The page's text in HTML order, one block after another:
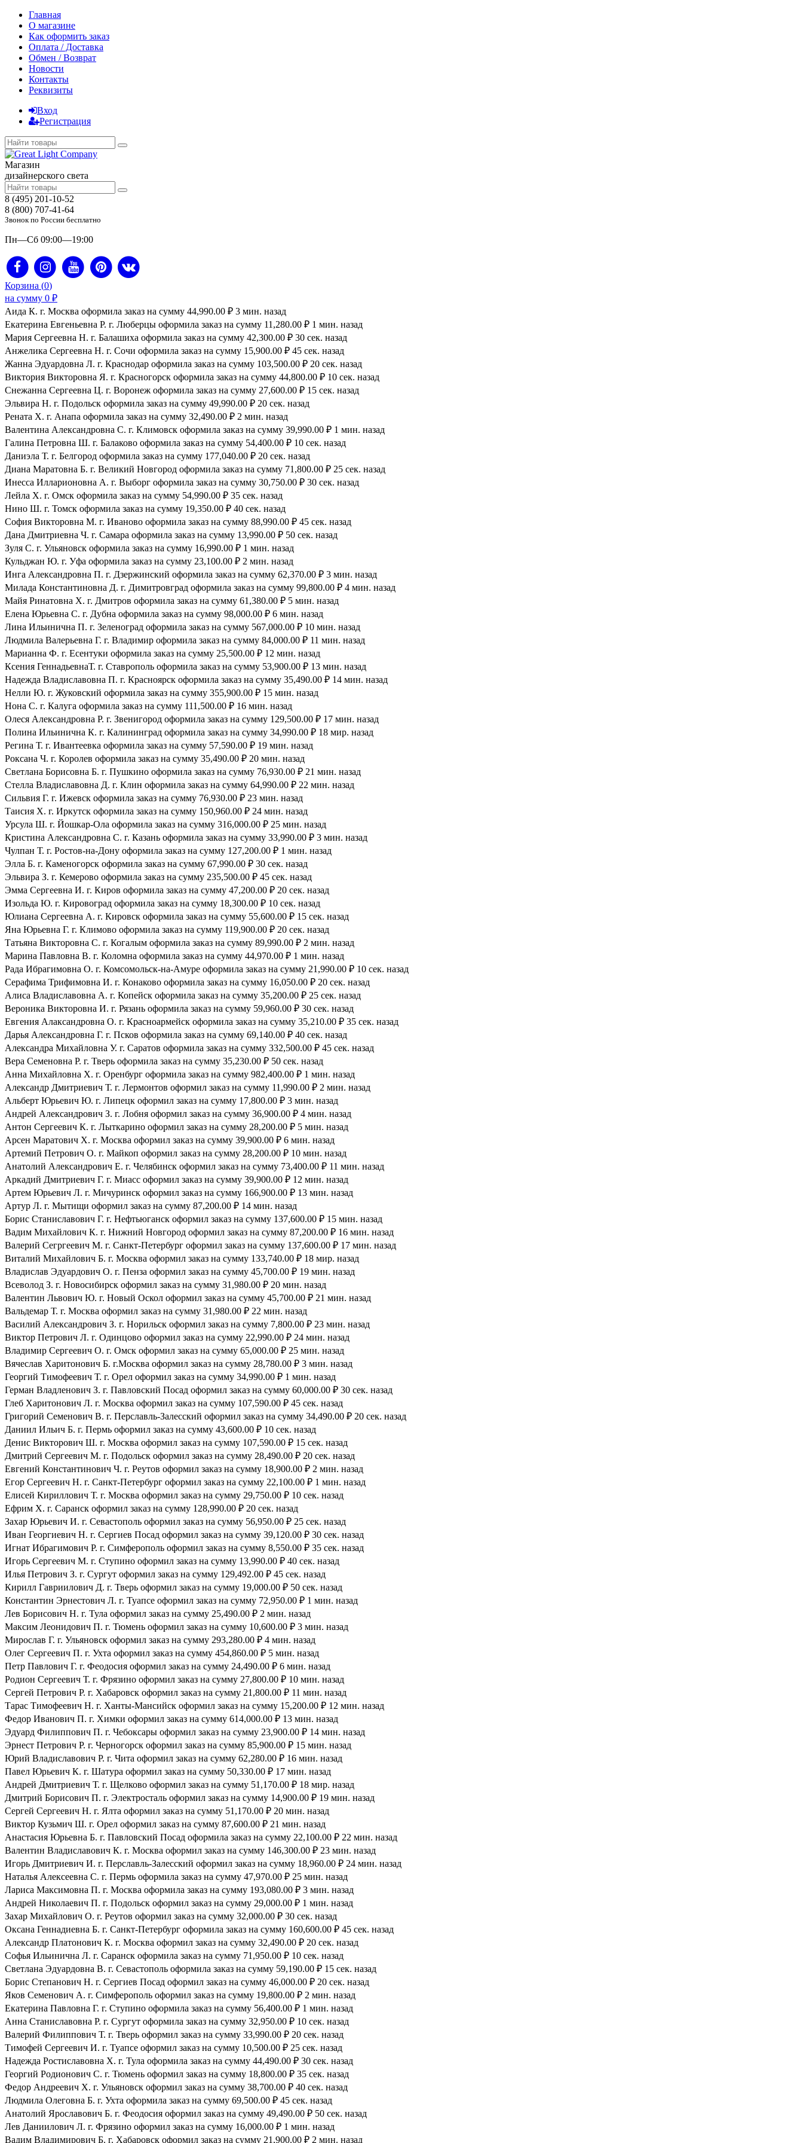
Главная
О магазине
Как оформить заказ
Оплата / Доставка
Обмен / Возврат
Новости
Контакты
Реквизиты
Вход
Регистрация
Магазин
дизайнерского света
8 (495) 201-10-52
8 (800) 707-41-64
Звонок по России бесплатно
Пн—Сб 09:00—19:00
Корзина (0)
на сумму 0 ₽
Аида К. г. Москва оформила заказ на сумму 44,990.00 ₽ 3 мин. назад
Екатерина Евгеньевна Р. г. Люберцы оформила заказ на сумму 11,280.00 ₽ 1 мин. назад
Мария Сергеевна H. г. Балашиха оформила заказ на сумму 42,300.00 ₽ 30 сек. назад
Анжелика Сергеевна Н. г. Сочи оформила заказ на сумму 15,900.00 ₽ 45 сек. назад
Жанна Эдуардовна Л. г. Краснодар оформила заказ на сумму 103,500.00 ₽ 20 сек. назад
Виктория Викторовна Я. г. Красногорск оформила заказ на сумму 44,800.00 ₽ 10 сек. назад
Снежанна Сергеевна Ц. г. Воронеж оформила заказ на сумму 27,600.00 ₽ 15 сек. назад
Эльвира Н. г. Подольск оформила заказ на сумму 49,990.00 ₽ 20 сек. назад
Рената Х. г. Анапа оформила заказ на сумму 32,490.00 ₽ 2 мин. назад
Валентина Александровна С. г. Климовск оформила заказ на сумму 39,990.00 ₽ 1 мин. назад
Галина Петровна Ш. г. Балаково оформила заказ на сумму 54,400.00 ₽ 10 сек. назад
Даниэла Т. г. Белгород оформила заказ на сумму 177,040.00 ₽ 20 сек. назад
Диана Маратовна Б. г. Великий Новгород оформила заказ на сумму 71,800.00 ₽ 25 сек. назад
Инесса Илларионовна А. г. Выборг оформила заказ на сумму 30,750.00 ₽ 30 сек. назад
Лейла Х. г. Омск оформила заказ на сумму 54,990.00 ₽ 35 сек. назад
Нино Ш. г. Томск оформила заказ на сумму 19,350.00 ₽ 40 сек. назад
София Викторовна М. г. Иваново оформила заказ на сумму 88,990.00 ₽ 45 сек. назад
Дана Дмитриевна Ч. г. Самара оформила заказ на сумму 13,990.00 ₽ 50 сек. назад
Зуля С. г. Ульяновск оформила заказ на сумму 16,990.00 ₽ 1 мин. назад
Кульджан Ю. г. Уфа оформила заказ на сумму 23,100.00 ₽ 2 мин. назад
Инга Александровна П. г. Дзержинский оформила заказ на сумму 62,370.00 ₽ 3 мин. назад
Милада Константиновна Д. г. Димитровград оформила заказ на сумму 99,800.00 ₽ 4 мин. назад
Майя Ринатовна Х. г. Дмитров оформила заказ на сумму 61,380.00 ₽ 5 мин. назад
Елена Юрьевна С. г. Дубна оформила заказ на сумму 98,000.00 ₽ 6 мин. назад
Лина Ильинична П. г. Зеленоград оформила заказ на сумму 567,000.00 ₽ 10 мин. назад
Людмила Валерьевна Г. г. Владимир оформила заказ на сумму 84,000.00 ₽ 11 мин. назад
Марианна Ф. г. Есентуки оформила заказ на сумму 25,500.00 ₽ 12 мин. назад
Ксения ГеннадьевнаТ. г. Ставрополь оформила заказ на сумму 53,900.00 ₽ 13 мин. назад
Надежда Владиславовна П. г. Красноярск оформила заказ на сумму 35,490.00 ₽ 14 мин. назад
Нелли Ю. г. Жуковский оформила заказ на сумму 355,900.00 ₽ 15 мин. назад
Нона С. г. Калуга оформила заказ на сумму 111,500.00 ₽ 16 мин. назад
Олеся Александровна Р. г. Звенигород оформила заказ на сумму 129,500.00 ₽ 17 мин. назад
Полина Ильинична К. г. Калининград оформила заказ на сумму 34,990.00 ₽ 18 мир. назад
Регина Т. г. Ивантеевка оформила заказ на сумму 57,590.00 ₽ 19 мин. назад
Роксана Ч. г. Королев оформила заказ на сумму 35,490.00 ₽ 20 мин. назад
Светлана Борисовна Б. г. Пушкино оформила заказ на сумму 76,930.00 ₽ 21 мин. назад
Стелла Владиславовна Д. г. Клин оформила заказ на сумму 64,990.00 ₽ 22 мин. назад
Сильвия Г. г. Ижевск оформила заказ на сумму 76,930.00 ₽ 23 мин. назад
Таисия Х. г. Иркутск оформила заказ на сумму 150,960.00 ₽ 24 мин. назад
Урсула Ш. г. Йошкар-Ола оформила заказ на сумму 316,000.00 ₽ 25 мин. назад
Кристина Александровна С. г. Казань оформила заказ на сумму 33,990.00 ₽ 3 мин. назад
Чулпан Т. г. Ростов-на-Дону оформила заказ на сумму 127,200.00 ₽ 1 мин. назад
Элла Б. г. Каменогорск оформила заказ на сумму 67,990.00 ₽ 30 сек. назад
Эльвира З. г. Кемерово оформила заказ на сумму 235,500.00 ₽ 45 сек. назад
Эмма Сергеевна И. г. Киров оформила заказ на сумму 47,200.00 ₽ 20 сек. назад
Изольда Ю. г. Кировоград оформила заказ на сумму 18,300.00 ₽ 10 сек. назад
Юлиана Сергеевна А. г. Кировск оформила заказ на сумму 55,600.00 ₽ 15 сек. назад
Яна Юрьевна Г. г. Климово оформила заказ на сумму 119,900.00 ₽ 20 сек. назад
Татьяна Викторовна С. г. Когалым оформила заказ на сумму 89,990.00 ₽ 2 мин. назад
Марина Павловна В. г. Коломна оформила заказ на сумму 44,970.00 ₽ 1 мин. назад
Рада Ибрагимовна О. г. Комсомольск-на-Амуре оформила заказ на сумму 21,990.00 ₽ 10 сек. назад
Серафима Трифимовна И. г. Конаково оформила заказ на сумму 16,050.00 ₽ 20 сек. назад
Алиса Владиславовна А. г. Копейск оформила заказ на сумму 35,200.00 ₽ 25 сек. назад
Вероника Викторовна И. г. Рязань оформила заказ на сумму 59,960.00 ₽ 30 сек. назад
Евгения Алаксандровна О. г. Красноармейск оформила заказ на сумму 35,210.00 ₽ 35 сек. назад
Дарья Александровна Г. г. Псков оформила заказ на сумму 69,140.00 ₽ 40 сек. назад
Александра Михайловна У. г. Саратов оформила заказ на сумму 332,500.00 ₽ 45 сек. назад
Вера Семеновна Р. г. Тверь оформила заказ на сумму 35,230.00 ₽ 50 сек. назад
Анна Михайловна Х. г. Оренбург оформила заказ на сумму 982,400.00 ₽ 1 мин. назад
Александр Дмитриевич Т. г. Лермонтов оформил заказ на сумму 11,990.00 ₽ 2 мин. назад
Альберт Юрьевич Ю. г. Липецк оформил заказ на сумму 17,800.00 ₽ 3 мин. назад
Андрей Александрович З. г. Лобня оформил заказ на сумму 36,900.00 ₽ 4 мин. назад
Антон Сергеевич К. г. Лыткарино оформил заказ на сумму 28,200.00 ₽ 5 мин. назад
Арсен Маратович Х. г. Москва оформил заказ на сумму 39,900.00 ₽ 6 мин. назад
Артемий Петрович О. г. Майкоп оформил заказ на сумму 28,200.00 ₽ 10 мин. назад
Анатолий Александрович Е. г. Челябинск оформил заказ на сумму 73,400.00 ₽ 11 мин. назад
Аркадий Дмитриевич Г. г. Миасс оформил заказ на сумму 39,900.00 ₽ 12 мин. назад
Артем Юрьевич Л. г. Мичуринск оформил заказ на сумму 166,900.00 ₽ 13 мин. назад
Артур Л. г. Мытищи оформил заказ на сумму 87,200.00 ₽ 14 мин. назад
Борис Станиславович Г. г. Нефтьюганск оформил заказ на сумму 137,600.00 ₽ 15 мин. назад
Вадим Михайлович К. г. Нижний Новгород оформил заказ на сумму 87,200.00 ₽ 16 мин. назад
Валерий Сегргеевич М. г. Санкт-Петербург оформил заказ на сумму 137,600.00 ₽ 17 мин. назад
Виталий Михайлович Б. г. Москва оформил заказ на сумму 133,740.00 ₽ 18 мир. назад
Владислав Эдуардович О. г. Пенза оформил заказ на сумму 45,700.00 ₽ 19 мин. назад
Всеволод З. г. Новосибирск оформил заказ на сумму 31,980.00 ₽ 20 мин. назад
Валентин Львович Ю. г. Новый Оскол оформил заказ на сумму 45,700.00 ₽ 21 мин. назад
Вальдемар Т. г. Москва оформил заказ на сумму 31,980.00 ₽ 22 мин. назад
Василий Александрович З. г. Норильск оформил заказ на сумму 7,800.00 ₽ 23 мин. назад
Виктор Петрович Л. г. Одинцово оформил заказ на сумму 22,990.00 ₽ 24 мин. назад
Владимир Сергеевич О. г. Омск оформил заказ на сумму 65,000.00 ₽ 25 мин. назад
Вячеслав Харитонович Б. г.Москва оформил заказ на сумму 28,780.00 ₽ 3 мин. назад
Георгий Тимофеевич Т. г. Орел оформил заказ на сумму 34,990.00 ₽ 1 мин. назад
Герман Владленович З. г. Павловский Посад оформил заказ на сумму 60,000.00 ₽ 30 сек. назад
Глеб Харитонович Л. г. Москва оформил заказ на сумму 107,590.00 ₽ 45 сек. назад
Григорий Семенович В. г. Перславль-Залесский оформил заказ на сумму 34,490.00 ₽ 20 сек. назад
Даниил Ильич Б. г. Пермь оформил заказ на сумму 43,600.00 ₽ 10 сек. назад
Денис Викторович Ш. г. Москва оформил заказ на сумму 107,590.00 ₽ 15 сек. назад
Дмитрий Сергеевич М. г. Подольск оформил заказ на сумму 28,490.00 ₽ 20 сек. назад
Евгений Константинович Ч. г. Реутов оформил заказ на сумму 18,900.00 ₽ 2 мин. назад
Егор Сергеевич Н. г. Санкт-Петербург оформил заказ на сумму 22,100.00 ₽ 1 мин. назад
Елисей Кириллович Т. г. Москва оформил заказ на сумму 29,750.00 ₽ 10 сек. назад
Ефрим Х. г. Саранск оформил заказ на сумму 128,990.00 ₽ 20 сек. назад
Захар Юрьевич И. г. Севастополь оформил заказ на сумму 56,950.00 ₽ 25 сек. назад
Иван Георгиевич Н. г. Сергиев Посад оформил заказ на сумму 39,120.00 ₽ 30 сек. назад
Игнат Ибрагимович Р. г. Симферополь оформил заказ на сумму 8,550.00 ₽ 35 сек. назад
Игорь Сергеевич М. г. Ступино оформил заказ на сумму 13,990.00 ₽ 40 сек. назад
Илья Петрович З. г. Сургут оформил заказ на сумму 129,492.00 ₽ 45 сек. назад
Кирилл Гавриилович Д. г. Тверь оформил заказ на сумму 19,000.00 ₽ 50 сек. назад
Константин Эрнестович Л. г. Туапсе оформил заказ на сумму 72,950.00 ₽ 1 мин. назад
Лев Борисович Н. г. Тула оформил заказ на сумму 25,490.00 ₽ 2 мин. назад
Максим Леонидович П. г. Тюмень оформил заказ на сумму 10,600.00 ₽ 3 мин. назад
Мирослав Г. г. Ульяновск оформил заказ на сумму 293,280.00 ₽ 4 мин. назад
Олег Сергеевич П. г. Ухта оформил заказ на сумму 454,860.00 ₽ 5 мин. назад
Петр Павлович Г. г. Феодосия оформил заказ на сумму 24,490.00 ₽ 6 мин. назад
Родион Сергеевич Т. г. Фрязино оформил заказ на сумму 27,800.00 ₽ 10 мин. назад
Сергей Петрович Р. г. Хабаровск оформил заказ на сумму 21,800.00 ₽ 11 мин. назад
Тарас Тимофеевич Н. г. Ханты-Мансийск оформил заказ на сумму 15,200.00 ₽ 12 мин. назад
Федор Иванович П. г. Химки оформил заказ на сумму 614,000.00 ₽ 13 мин. назад
Эдуард Филиппович П. г. Чебоксары оформил заказ на сумму 23,900.00 ₽ 14 мин. назад
Эрнест Петрович Р. г. Черногорск оформил заказ на сумму 85,900.00 ₽ 15 мин. назад
Юрий Владиславович Р. г. Чита оформил заказ на сумму 62,280.00 ₽ 16 мин. назад
Павел Юрьевич К. г. Шатура оформил заказ на сумму 50,330.00 ₽ 17 мин. назад
Андрей Дмитриевич Т. г. Щелково оформил заказ на сумму 51,170.00 ₽ 18 мир. назад
Дмитрий Борисович П. г. Электросталь оформил заказ на сумму 14,900.00 ₽ 19 мин. назад
Сергей Сергеевич Н. г. Ялта оформил заказ на сумму 51,170.00 ₽ 20 мин. назад
Виктор Кузьмич Ш. г. Орел оформил заказ на сумму 87,600.00 ₽ 21 мин. назад
Анастасия Юрьевна Б. г. Павловский Посад оформила заказ на сумму 22,100.00 ₽ 22 мин. назад
Валентин Владиславович К. г. Москва оформил заказ на сумму 146,300.00 ₽ 23 мин. назад
Игорь Дмитриевич И. г. Перславль-Залесский оформил заказ на сумму 18,960.00 ₽ 24 мин. назад
Наталья Алексеевна С. г. Пермь оформила заказ на сумму 47,970.00 ₽ 25 мин. назад
Лариса Максимовна П. г. Москва оформила заказ на сумму 193,080.00 ₽ 3 мин. назад
Андрей Николаевич П. г. Подольск оформил заказ на сумму 29,000.00 ₽ 1 мин. назад
Захар Михайлович О. г. Реутов оформил заказ на сумму 32,000.00 ₽ 30 сек. назад
Оксана Геннадиевна Б. г. Санкт-Петербург оформила заказ на сумму 160,600.00 ₽ 45 сек. назад
Александр Платонович К. г. Москва оформил заказ на сумму 32,490.00 ₽ 20 сек. назад
Софья Ильинична Л. г. Саранск оформила заказ на сумму 71,950.00 ₽ 10 сек. назад
Светлана Эдуардовна В. г. Севастополь оформила заказ на сумму 59,190.00 ₽ 15 сек. назад
Борис Степанович Н. г. Сергиев Посад оформил заказ на сумму 46,000.00 ₽ 20 сек. назад
Яков Семенович А. г. Симферополь оформил заказ на сумму 19,800.00 ₽ 2 мин. назад
Екатерина Павловна Г. г. Ступино оформила заказ на сумму 56,400.00 ₽ 1 мин. назад
Анна Станиславовна Р. г. Сургут оформила заказ на сумму 32,950.00 ₽ 10 сек. назад
Валерий Филиппович Т. г. Тверь оформил заказ на сумму 33,990.00 ₽ 20 сек. назад
Тимофей Сергеевич И. г. Туапсе оформил заказ на сумму 10,500.00 ₽ 25 сек. назад
Надежда Ростиславовна Х. г. Тула оформила заказ на сумму 44,490.00 ₽ 30 сек. назад
Георгий Родионович С. г. Тюмень оформил заказ на сумму 18,800.00 ₽ 35 сек. назад
Федор Андреевич Х. г. Ульяновск оформил заказ на сумму 38,700.00 ₽ 40 сек. назад
Людмила Олеговна Б. г. Ухта оформила заказ на сумму 69,500.00 ₽ 45 сек. назад
Анатолий Ярославович Б. г. Феодосия оформил заказ на сумму 49,490.00 ₽ 50 сек. назад
Лев Даниилович Л. г. Фрязино оформил заказ на сумму 16,000.00 ₽ 1 мин. назад
Вадим Владимирович Б. г. Хабаровск оформил заказ на сумму 21,900.00 ₽ 2 мин. назад